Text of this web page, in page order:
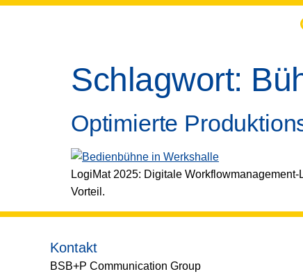
Schlagwort:
Optimierte
LogiMat 2025: Digitale
Vorteil.
Kontakt
BSB+P Communication Group